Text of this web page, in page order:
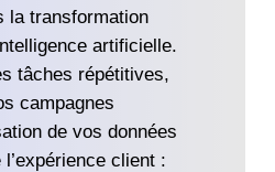
la transformation
artificielle.
tâches répétitives,
campagnes
de vos données
client :